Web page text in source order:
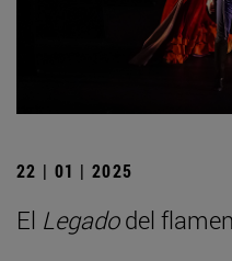
22 | 01 | 2025
El Legadodel